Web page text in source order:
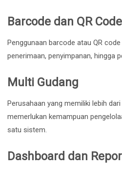
Barcode dan QR
Penggunaan barcode atau QR
penerimaan, penyimpanan, hingga
Multi Gudang
Perusahaan yang memiliki lebih
memerlukan kemampuan
satu sistem.
Dashboard dan